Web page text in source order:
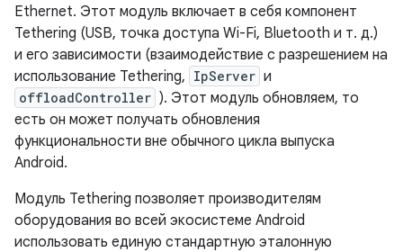
Ethernet. Этот модуль включает в себя компонент
Tethering (USB, точка доступа Wi-Fi, Bluetooth и т. д.)
и его зависимости (взаимодействие с разрешением на
использование Tethering, IpServer и
offloadController ). Этот модуль обновляем, то
есть он может получать обновления
функциональности вне обычного цикла выпуска
Android.
Модуль Tethering позволяет производителям
оборудования во всей экосистеме Android
использовать единую стандартную эталонную